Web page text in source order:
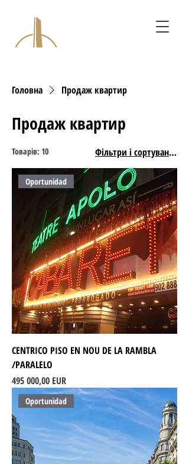
Головна Продаж квартир
Продаж квартир
Товарів: 10 Фільтри і сортування
Oportunidad
CENTRICO PISO EN NOU DE LA RAMBLA
/PARALELO
Ціна
495 000,00 EUR
Oportunidad